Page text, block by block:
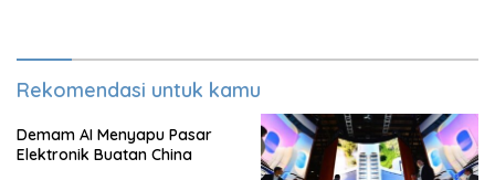
Rekomendasi untuk kamu
Demam AI Menyapu Pasar
Elektronik Buatan China